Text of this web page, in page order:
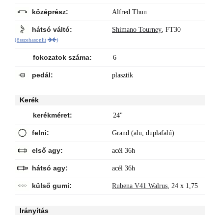
középrész: Alfred Thun
hátsó váltó: Shimano Tourney FT30
(összehasonlít )
fokozatok száma: 6
pedál: plasztik
Kerék
kerékméret:
24"
felni: Grand (alu, duplafalú)
első agy: acél 36h
hátsó agy: acél 36h
külső gumi: Rubena V41 Walrus 24 x 1,75
Irányítás